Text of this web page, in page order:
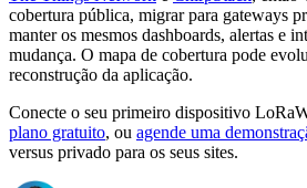
cobertura pública, migrar para gateways
manter os mesmos dashboards, alertas e
mudança. O mapa de cobertura pode
reconstrução da aplicação.
Conecte o seu primeiro dispositivo
plano gratuito, ou agende uma
versus privado para os seus sites.